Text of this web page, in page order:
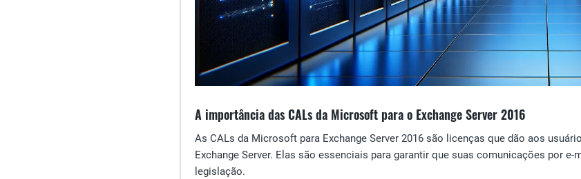
A importância das CALs da Microsoft para o Exchange Server 2016
As CALs da Microsoft para Exchange Server 2016 são licenças que dão aos
Exchange Server. Elas são essenciais para garantir que suas comunicações por
legislação.